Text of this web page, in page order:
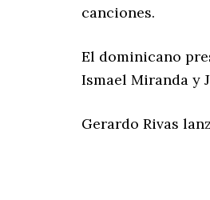
canciones.
El dominicano
Ismael Miranda y
Gerardo Rivas